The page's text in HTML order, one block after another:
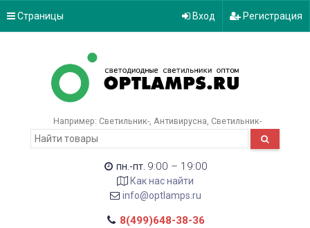
Страницы Вход Регистрация
Например: Светильник- Антивирусна Светильник-
пн.-пт. 9:00 – 19:00
Как нас найти
info@optlamps.ru
8(499)648-38-36